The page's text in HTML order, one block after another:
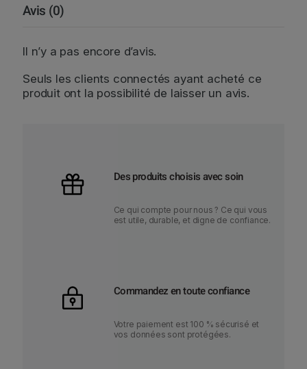
Avis (0)
Il n’y a pas encore d’avis.
Seuls les clients connectés ayant acheté ce
produit ont la possibilité de laisser un avis.
Des produits choisis avec soin
Ce qui compte pour nous ? Ce qui vous
est utile, durable, et digne de confiance.
Commandez en toute confiance
Votre paiement est 100 % sécurisé et
vos données sont protégées.